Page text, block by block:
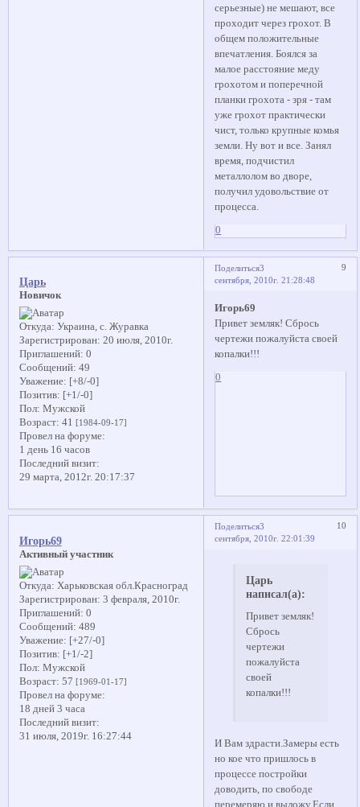
серьезные) не мешают, все
проходит через грохот. В
общем положительные
впечатления. Боялся за
малое расстояние меду
грохотом и поперечной
планки грохота - зря - там
уже грохот практически
чист, только крупные комья
земли. Ну вот и все. Занял
время, подчистил
металлолом во дворе,
получил удовольствие от
процесса.
0
Поделиться 9
3
сентября, 2010г. 21:28:48
Царь
Новичок
Откуда: Украина, с. Журавка
Зарегистрирован: 20 июля, 2010г.
Приглашений: 0
Сообщений: 49
Уважение: [+8/-0]
Позитив: [+1/-0]
Пол: Мужской
Возраст: 41 [1984-09-17]
Провел на форуме:
1 день 16 часов
Последний визит:
29 марта, 2012г. 20:17:37
Игорь69
Привет земляк! Сбрось
чертежи пожалуйста своей
копалки!!!
0
Поделиться 10
3
сентября, 2010г. 22:01:39
Игорь69
Активный участник
Откуда: Харьковская обл.Красноград
Зарегистрирован: 3 февраля, 2010г.
Приглашений: 0
Сообщений: 489
Уважение: [+27/-0]
Позитив: [+1/-2]
Пол: Мужской
Возраст: 57 [1969-01-17]
Провел на форуме:
18 дней 3 часа
Последний визит:
31 июля, 2019г. 16:27:44
Царь
написал(а):
Привет земляк!
Сбрось
чертежи
пожалуйста
своей
копалки!!!
И Вам здрасти.Замеры есть
но кое что пришлось в
процессе постройки
доводить, по свободе
перемеряю и выложу.Если